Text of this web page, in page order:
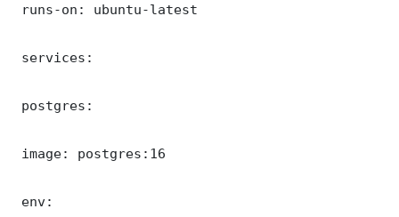
runs-on: ubuntu-latest
services:
postgres:
image: postgres:16
env: